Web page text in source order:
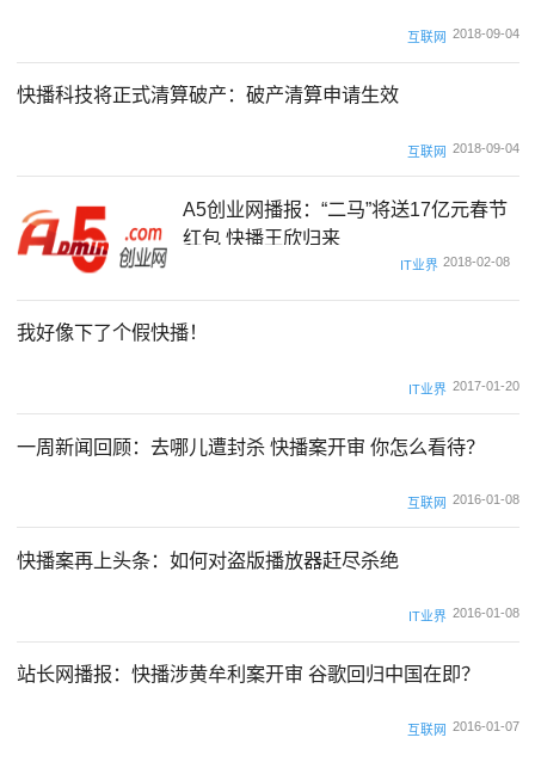
互联网 2018-09-04
快播科技将正式清算破产：破产清算申请生效
互联网 2018-09-04
A5创业网播报：“二马”将送17亿元春节
红包 快播王欣归来
IT业界 2018-02-08
我好像下了个假快播！
IT业界 2017-01-20
一周新闻回顾：去哪儿遭封杀 快播案开审 你怎么看待？
互联网 2016-01-08
快播案再上头条：如何对盗版播放器赶尽杀绝
IT业界 2016-01-08
站长网播报：快播涉黄牟利案开审 谷歌回归中国在即？
互联网 2016-01-07